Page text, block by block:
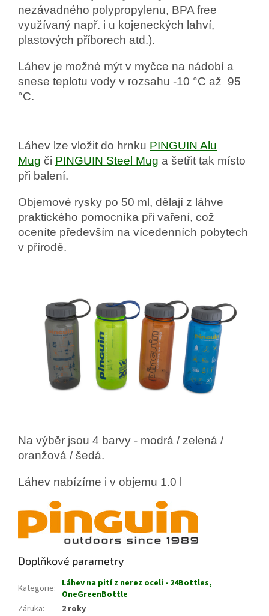
nezávadného polypropylenu, BPA free
využívaný např. i u kojeneckých lahví,
plastových příborech atd.).
Láhev je možné mýt v myčce na nádobí a
snese teplotu vody v rozsahu -10 °C až 95
°C.
Láhev lze vložit do hrnku PINGUIN Alu
Mug či PINGUIN Steel Mug a šetřit tak místo
při balení.
Objemové rysky po 50 ml, dělají z láhve
praktického pomocníka při vaření, což
oceníte především na vícedenních pobytech
v přírodě.
Na výběr jsou 4 barvy - modrá / zelená /
oranžová / šedá.
Láhev nabízíme i v objemu 1.0 l
Doplňkové parametry
Kategorie: Láhev na pití z nerez oceli - 24Bottles,
OneGreenBottle
Záruka:
2 roky